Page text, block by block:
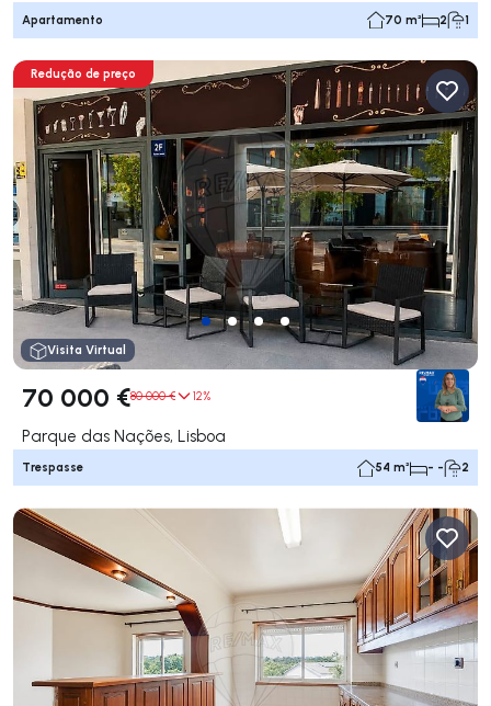
Apartamento 70 m² 2 1
Redução de preço
Visita Virtual
70 000 €80 000 € 12%
Parque das Nações, Lisboa
Trespasse 54 m² - - 2